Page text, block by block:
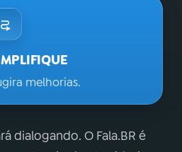
melhorias.
dialogando. O Fala.BR é